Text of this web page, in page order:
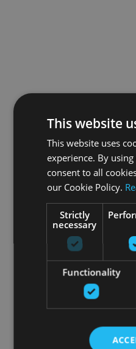
This website
This website uses
experience. By
consent to all
our Cookie Policy.
Strictly
necessary
Functionality